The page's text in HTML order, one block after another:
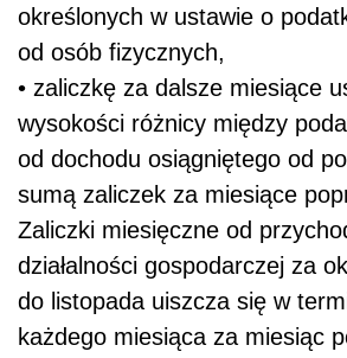
określonych w ustawie o
od osób fizycznych,
• zaliczkę za dalsze miesiące
wysokości różnicy między
od dochodu osiągniętego od
sumą zaliczek za miesiące
Zaliczki miesięczne od
działalności gospodarczej za
do listopada uiszcza się w
każdego miesiąca za miesiąc